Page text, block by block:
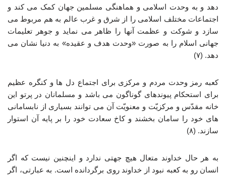
دهد و به وحدت اسلامی و هماهنگی مسلمین جهان کمک می کند و
اجتماعات مختلف اسلامی را از شرق و غرب عالم به هم مربوط می
سازد و شوکت و عظمت آنها را ظاهر می نماید و جوهر تعلیمات
جهانی اسلام را به صورت «وحدت هدف و عقیده» به دنیا نشان می
دهد. (۷)
کعبه رمز وحدت مردم و مرکزی برای اجتماع دل ها و کنگره عظیم
برای استحکام پیوندهای گوناگون می باشد و مسلمانان در پرتو این
خانه مقدّس و مرکزیّت و معنویّت آن می توانند بسیاری از نابسامانی
های خود را سامان بخشند و کاخ سعادت خود را بر پایه آن استوار
سازند. (۸)
به هر حال خداوند متعال هیچ جهتی ندارد و اینچنین نیست که اگر
انسان رو به کعبه نبود از خداوند روی برگردانده است. به عبارتی، اگر